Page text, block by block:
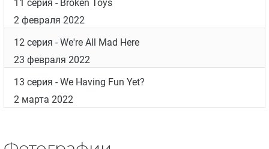
11 серия - Broken Toys
2 февраля 2022
12 серия - We're All Mad Here
23 февраля 2022
13 серия - We Having Fun Yet?
2 марта 2022